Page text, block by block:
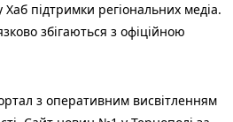
Хаб підтримки регіональних медіа.
збігаються з офіційною
з оперативним висвітленням